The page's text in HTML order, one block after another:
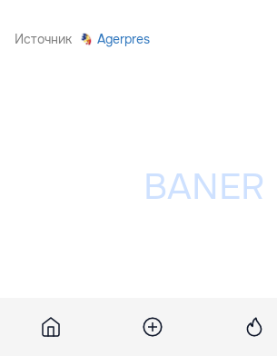
Источник Agerpres
Разместить рекламу на сайте